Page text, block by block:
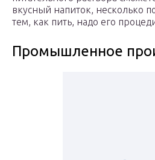
вкусный напиток, несколько
тем, как пить, надо его
Промышленное